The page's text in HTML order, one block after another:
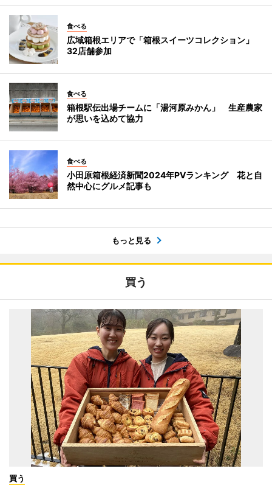
食べる
広域箱根エリアで「箱根スイーツコレクション」
32店舗参加
食べる
箱根駅伝出場チームに「湯河原みかん」 生産農家
が思いを込めて協力
食べる
小田原箱根経済新聞2024年PVランキング 花と自
然中心にグルメ記事も
もっと見る
買う
買う